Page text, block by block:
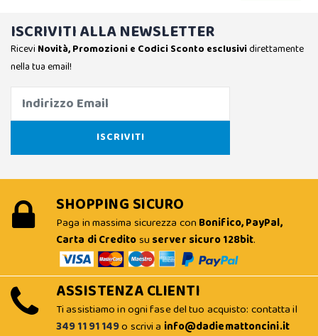
ISCRIVITI ALLA NEWSLETTER
Ricevi Novità, Promozioni e Codici Sconto esclusividirettamente
nella tua email!
SHOPPING SICURO
Paga in massima sicurezza con Bonifico, PayPal,
Carta di Creditosu server sicuro 128bit.
ASSISTENZA CLIENTI
Ti assistiamo in ogni fase del tuo acquisto: contatta il
349 11 91 149o scrivi a info@dadiemattoncini.it